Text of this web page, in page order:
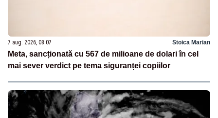
7 aug. 2026, 08:07 Stoica Marian
Meta, sancționată cu 567 de milioane de dolari în cel
mai sever verdict pe tema siguranței copiilor